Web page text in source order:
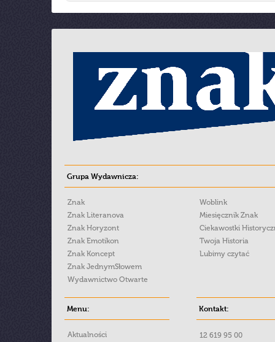
Grupa Wydawnicza:
Znak
Znak Literanova
Znak Horyzont
Znak Emotikon
Znak Koncept
Znak JednymSłowem
Wydawnictwo Otwarte
Woblink
Miesięcznik Znak
Ciekawostki
Twoja Historia
Lubimy czytać
Menu:
Aktualności
Kontakt:
12 619 95 00